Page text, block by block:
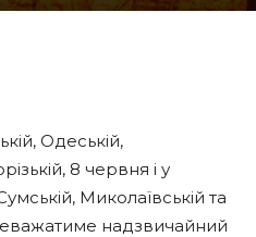
Одеській,
8 червня і у
Миколаївській та
надзвичайний